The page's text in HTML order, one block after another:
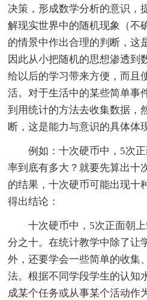
决策，形成数学分析的意识，
解现实世界中的随机现象（不
的情景中作出合理的判断，这
因此从小把随机的思想渗透到
给以后的学习带来方便，而且
活。对于生活中的某些简单事
到用统计的方法去收集数据，
断，这是能力与意识的具体体
例如：十次硬币中，5次正
率到底有多大？就要先算出十
的结果，十次硬币可能出现十
得出结论：
十次硬币中，5次正面朝上
分之十。在统计教学中除了让
外，还要学会一些简单的收集
法。根据不同学段学生的认知
成某个任务或从事某个活动作